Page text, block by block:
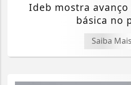
Ideb mostra avanço
básica no
Saiba Mais